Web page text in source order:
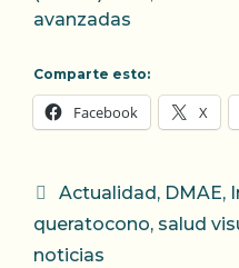
avanzadas
Comparte esto:
Facebook X
Categorías
Actualidad , DMAE,
queratocono, salud
noticias